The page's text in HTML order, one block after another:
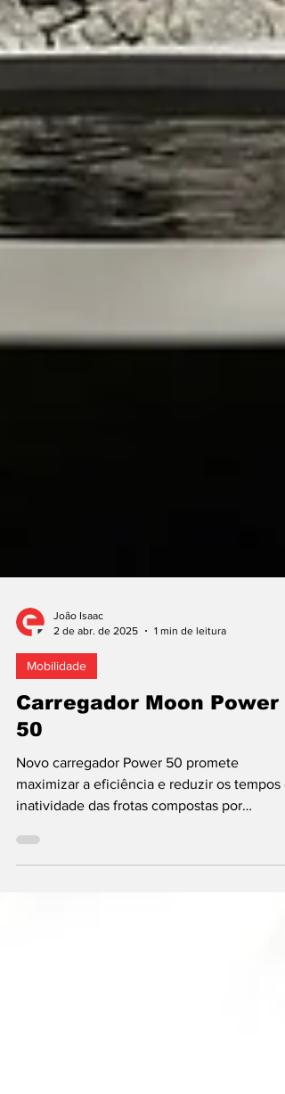
2 de abr. de 2025
Mobilidade
Carregador Moon Power
50
Novo carregador Power 50 promete
maximizar a eficiência e reduzir os tempos
inatividade das frotas compostas por